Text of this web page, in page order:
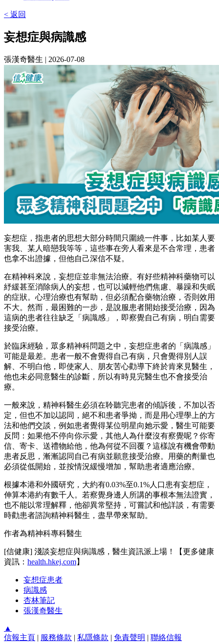
< 返回
妄想症與病識感
張漢奇醫生 | 2026-07-08
妄想症，指患者的思想大部分時間只圍繞一件事，比如某人要
害我、某人暗戀我等等，這些事在旁人看來是不合常理，患者
也拿不出證據，但他自己深信不疑。
在精神科來說，妄想症並非無法治療。有好些精神科藥物可以
紓緩甚至消除病人的妄想，也可以減輕他們焦慮、暴躁和失眠
的症狀。心理治療也有幫助，但必須配合藥物治療，否則效用
不大。然而，最困難的一步，是說服患者開始接受治療，因為
這病的患者往往缺乏「病識感」，即察覺自己有病，明白需要
接受治療。
於臨床經驗，眾多精神科問題之中，妄想症患者的「病識感」
可能是最差。患者一般不會覺得自己有病，只會覺得別人誤
解、不明白他，即使家人、朋友苦心勸導下終於肯來見醫生，
他也未必同意醫生的診斷，所以有時見完醫生也不會接受治
療。
一般來說，精神科醫生必須在聆聽完患者的傾訴後，不加以否
定，但也不加以認同，絕不和患者爭拗，而是用心理學上的方
法和他們交談，例如患者覺得某位明星向她示愛，醫生可能要
反問：如果他不停向你示愛，其他人為什麼沒有察覺呢？你寄
信、寄卡、送禮物給他，他為何從不回覆？這樣說有機會帶動
患者反思，漸漸認同自己有病並願意接受治療。用藥的劑量也
必須從低開始，並按情況緩慢增加，幫助患者適應治療。
根據本港和外國研究，大約有0.03%至0.1%人口患有妄想症，
伸算本港約有數千人。若察覺身邊人所講的事根本無法證實，
也不能以常理解釋，他卻異常堅持，可嘗試和他詳談，有需要
時勸患者諮詢精神科醫生，盡早帶來幫助。
作者為精神科專科醫生
[信健康] 淺談妄想症與病識感，醫生資訊派上場！【更多健康
資訊： health.hkej.com】
妄想症患者
病識感
杏林筆記
張漢奇醫生
▲
信報主頁 | 服務條款 | 私隱條款 | 免責聲明 | 聯絡信報